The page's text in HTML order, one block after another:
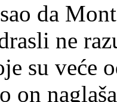
da
ne
su veće
on